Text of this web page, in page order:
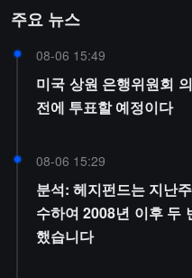
주요 뉴스
08-06 15:49
미국 상원 은행위원회
전에 투표할 예정이다
08-06 15:29
분석: 헤지펀드는 지난
수하여 2008년 이후 두
했습니다